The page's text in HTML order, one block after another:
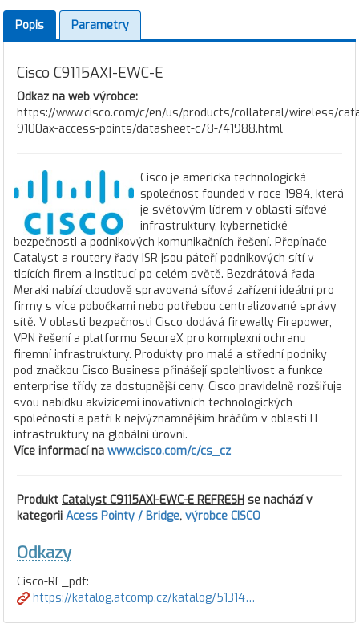
Popis Parametry
Cisco C9115AXI-EWC-E
Odkaz na web výrobce:
https://www.cisco.com/c/en/us/products/collateral/wireless/
9100ax-access-points/datasheet-c78-741988.html
Cisco je americká technologická
společnost founded v roce 1984, která
je světovým lídrem v oblasti síťové
infrastruktury, kybernetické
bezpečnosti a podnikových komunikačních řešení. Přepínače
Catalyst a routery řady ISR jsou páteří podnikových sítí v
tisících firem a institucí po celém světě. Bezdrátová řada
Meraki nabízí cloudově spravovaná síťová zařízení ideální pro
firmy s více pobočkami nebo potřebou centralizované správy
sítě. V oblasti bezpečnosti Cisco dodává firewally Firepower,
VPN řešení a platformu SecureX pro komplexní ochranu
firemní infrastruktury. Produkty pro malé a střední podniky
pod značkou Cisco Business přinášejí spolehlivost a funkce
enterprise třídy za dostupnější ceny. Cisco pravidelně rozšiřuje
svou nabídku akvizicemi inovativních technologických
společností a patří k nejvýznamnějším hráčům v oblasti IT
infrastruktury na globální úrovni.
Více informací na www.cisco.com/c/cs_cz
Produkt Catalyst C9115AXI-EWC-E REFRESH se nachází v
kategorii Acess Pointy / Bridge, výrobce CISCO
Odkazy
Cisco-RF_pdf:
https://katalog.atcomp.cz/katalog/51314…